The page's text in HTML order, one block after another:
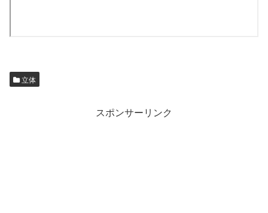
立体
スポンサーリンク